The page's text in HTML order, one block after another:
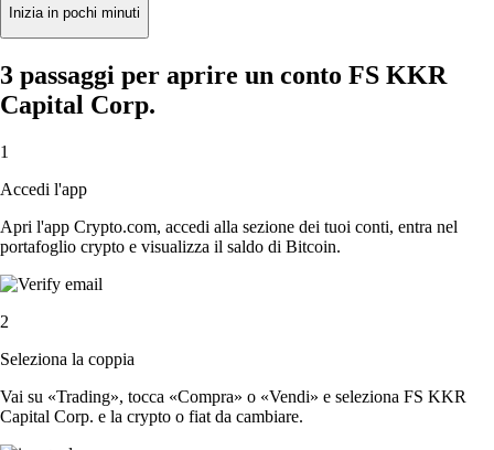
Inizia in pochi minuti
3 passaggi per aprire un conto FS KKR
Capital Corp.
1
Accedi l'app
Apri l'app Crypto.com, accedi alla sezione dei tuoi conti, entra nel
portafoglio crypto e visualizza il saldo di Bitcoin.
2
Seleziona la coppia
Vai su «Trading», tocca «Compra» o «Vendi» e seleziona FS KKR
Capital Corp. e la crypto o fiat da cambiare.